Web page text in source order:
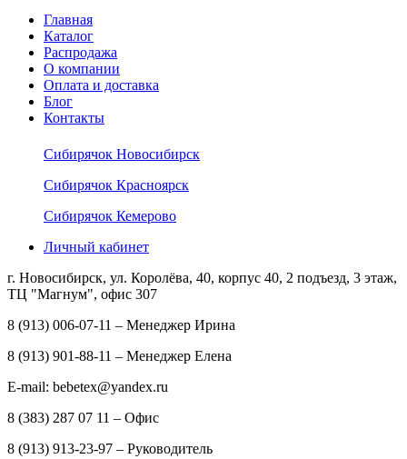
Главная
Каталог
Распродажа
О компании
Оплата и доставка
Блог
Контакты
Сибирячок Новосибирск
Сибирячок Красноярск
Сибирячок Кемерово
Личный кабинет
г. Новосибирск, ул. Королёва, 40, корпус 40, 2 подъезд, 3 этаж,
ТЦ "Магнум", офис 307
8 (913) 006-07-11 – Менеджер Ирина
8 (913) 901-88-11 – Менеджер Елена
E-mail: bebetex@yandex.ru
8 (383) 287 07 11 – Офис
8 (913) 913-23-97 – Руководитель